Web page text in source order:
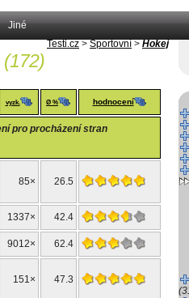
Jiné
Testi.cz > Sportovní > Hokej
(172)
vyzk. Ø % hodnocení
pro procházení stran
85× 26.5
1337× 42.4
9012× 62.4
151× 47.3